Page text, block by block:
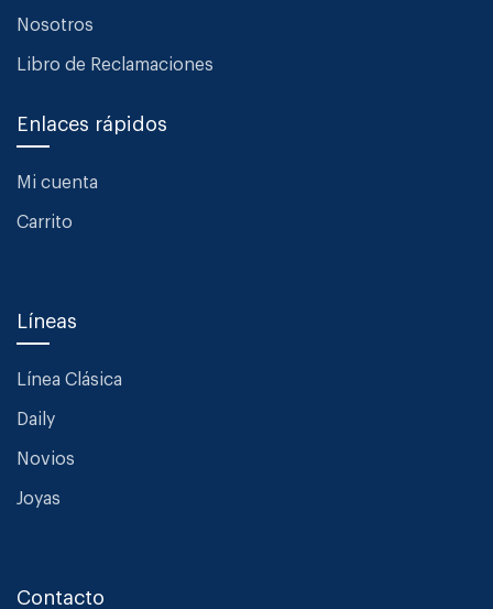
Nosotros
Libro de Reclamaciones
Enlaces rápidos
Mi cuenta
Carrito
Líneas
Línea Clásica
Daily
Novios
Joyas
Contacto